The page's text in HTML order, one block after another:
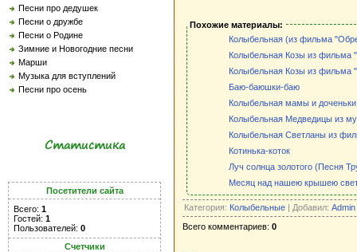
Песни про дедушек
Песни о дружбе
Песни о Родине
Зимние и Новогодние песни
Марши
Музыка для вступлений
Песни про осень
Статистика
Посетители сайта
Всего: 1
Гостей: 1
Пользователей: 0
Счетчики
Похожие материалы:
Колыбельная (из фильма
Колыбельная Козы из фильма
Колыбельная Козы из фильма
Баю-баюшки-баю
Колыбельная мамы и доченьки
Колыбельная Медведицы из
Колыбельная Светланы из
Котинька-коток
Луч солнца золотого (Песня
Месяц над нашею крышею
Категория: Колыбельные | Добавил: Admin
Всего комментариев: 0